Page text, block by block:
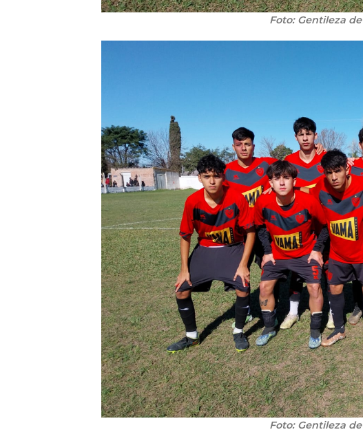
Foto: Gentileza de
Foto: Gentileza de